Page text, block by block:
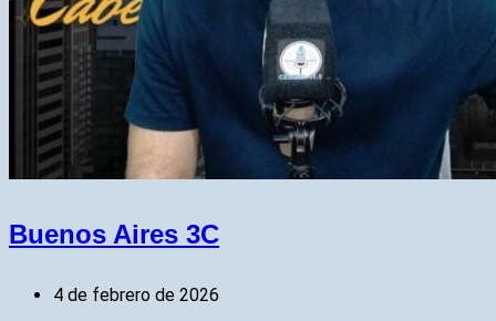
Buenos Aires 3C
4 de febrero de 2026